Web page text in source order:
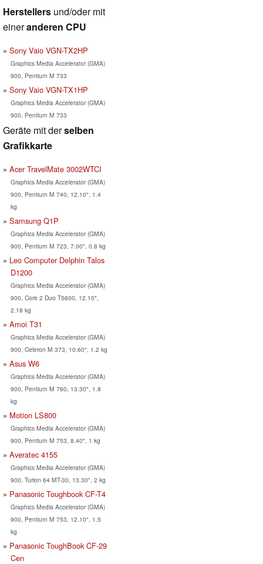
Herstellers und/oder mit
eineranderen CPU
Sony Vaio VGN-TX2HP
Graphics Media Accelerator (GMA)
900, Pentium M 733
Sony Vaio VGN-TX1HP
Graphics Media Accelerator (GMA)
900, Pentium M 733
Geräte mit derselben
Grafikkarte
Acer TravelMate 3002WTCI
Graphics Media Accelerator (GMA)
900, Pentium M 740, 12.10", 1.4
kg
Samsung Q1P
Graphics Media Accelerator (GMA)
900, Pentium M 723, 7.00", 0.8 kg
Leo Computer Delphin Talos
D1200
Graphics Media Accelerator (GMA)
900, Core 2 Duo T5600, 12.10",
2.18 kg
Amoi T31
Graphics Media Accelerator (GMA)
900, Celeron M 373, 10.60", 1.2 kg
Asus W6
Graphics Media Accelerator (GMA)
900, Pentium M 760, 13.30", 1.8
kg
Motion LS800
Graphics Media Accelerator (GMA)
900, Pentium M 753, 8.40", 1 kg
Averatec 4155
Graphics Media Accelerator (GMA)
900, Turion 64 MT-30, 13.30", 2 kg
Panasonic Toughbook CF-T4
Graphics Media Accelerator (GMA)
900, Pentium M 753, 12.10", 1.5
kg
Panasonic ToughBook CF-29
Cen